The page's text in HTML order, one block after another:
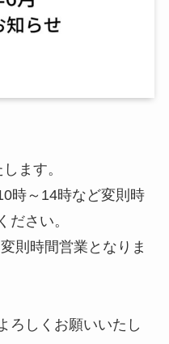
ます。
時～14時など変則時
ださい。
則時間営業となりま
ろしくお願いいたし